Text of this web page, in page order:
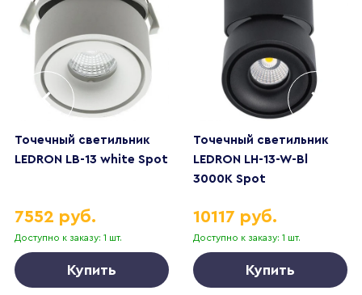
Точечный светильник
LEDRON LB-13 white Spot
Доступно к заказу: 1 шт.
7552 руб.
Купить
Точечный светильник
LEDRON LH-13-W-Bl
3000K Spot
Доступно к заказу: 1 шт.
10117 руб.
Купить